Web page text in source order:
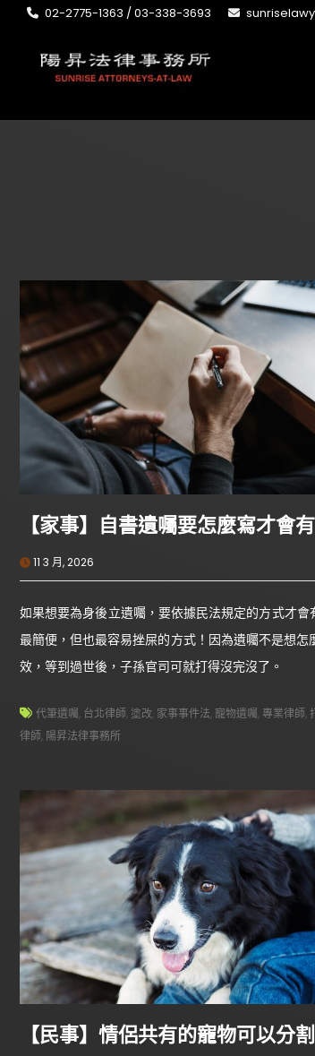
02-2775-1363 / 03-338-3693
【家事】自書遺囑要怎麼寫才會
11 3 月, 2026
如果想要為身後立遺囑，要依據民法規定的方式才
最簡便，但也最容易挫屎的方式！因為遺囑不是想
效，等到過世後，子孫官司可就打得沒完沒了。
代筆遺囑, 台北律師, 塗改, 家事事件法, 寵物遺囑, 專業律師,
律師, 陽昇法律事務所
【民事】情侶共有的寵物可以分